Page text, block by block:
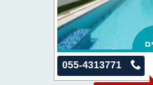
055-4313771